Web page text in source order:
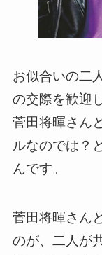
お似合いの二
の交際を歓迎
菅田将暉さん
ルなのでは？
んです。
菅田将暉さん
のが、二人が